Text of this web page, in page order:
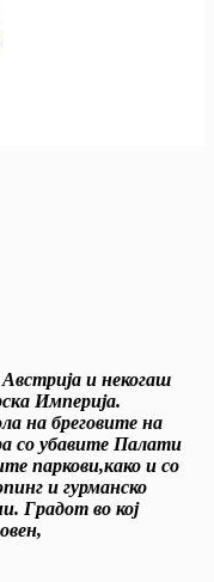
и некогаш
Империја.
на бреговите на
со убавите Палати
паркови,како и со
и гурманско
Градот во кој